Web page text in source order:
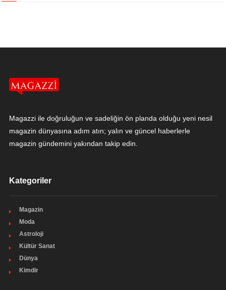
Magazzi ile doğruluğun ve sadeliğin ön planda olduğu yeni nesil
magazin dünyasına adım atın; yalın ve güncel haberlerle
magazin gündemini yakından takip edin.
Kategoriler
Magazin
Moda
Astroloji
Kültür Sanat
Dünya
Kimdir